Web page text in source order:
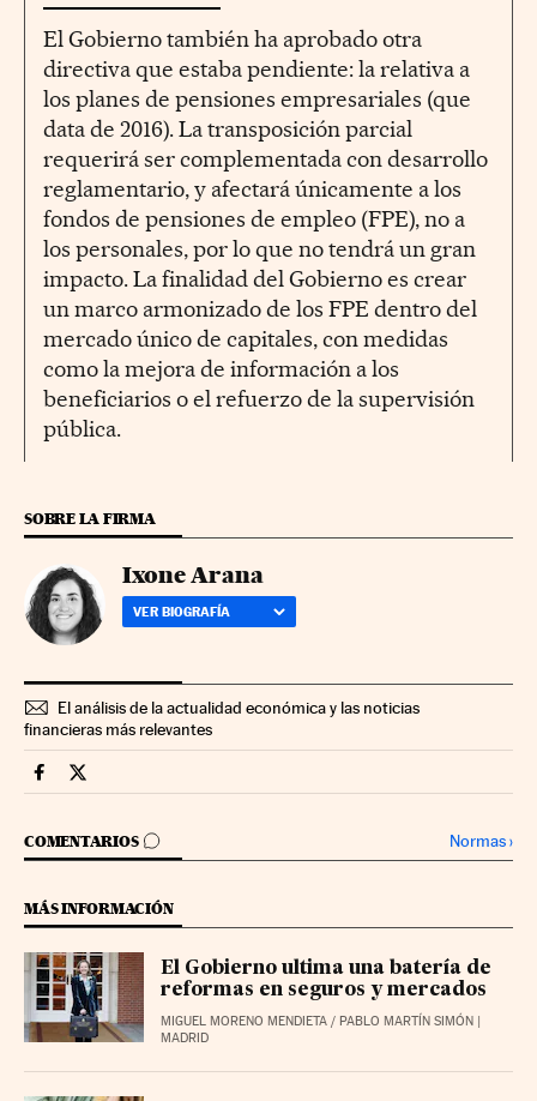
El Gobierno también ha aprobado otra
directiva que estaba pendiente: la relativa a
los planes de pensiones empresariales (que
data de 2016). La transposición parcial
requerirá ser complementada con desarrollo
reglamentario, y afectará únicamente a los
fondos de pensiones de empleo (FPE), no a
los personales, por lo que no tendrá un gran
impacto. La finalidad del Gobierno es crear
un marco armonizado de los FPE dentro del
mercado único de capitales, con medidas
como la mejora de información a los
beneficiarios o el refuerzo de la supervisión
pública.
SOBRE LA FIRMA
Ixone Arana
VER BIOGRAFÍA
El análisis de la actualidad económica y las noticias
financieras más relevantes
Economia Cinco Días en Facebook
Economia Cinco Días en Twitter
COMENTARIOS
IR A LOS COMENTARIOS Normas›
MÁS INFORMACIÓN
El Gobierno ultima una batería de
reformas en seguros y mercados
MIGUEL MORENO MENDIETA / PABLO MARTÍN SIMÓN |
MADRID